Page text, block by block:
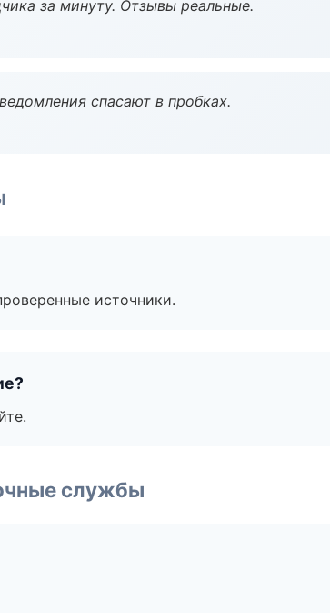
за минуту. Отзывы реальные.
спасают в пробках.
источники.
службы